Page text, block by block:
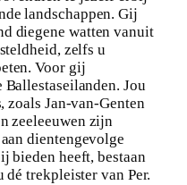
landschappen. Gij
diegene watten vanuit
zelfs u
Voor gij
Ballestaseilanden. Jou
zoals Jan-van-Genten
zeeleeuwen zijn
dientengevolge
bieden heeft, bestaan
trekpleister van Per.